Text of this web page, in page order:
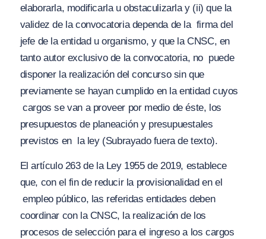
elaborarla, modificarla u obstaculizarla y (ii) que la
validez de la convocatoria dependa de la firma del
jefe de la entidad u organismo, y que la CNSC, en
tanto autor exclusivo de la convocatoria, no puede
disponer la realización del concurso sin que
previamente se hayan cumplido en la entidad cuyos
cargos se van a proveer por medio de éste, los
presupuestos de planeación y presupuestales
previstos en la ley (Subrayado fuera de texto).
El artículo 263 de la Ley 1955 de 2019, establece
que, con el fin de reducir la provisionalidad en el
empleo público, las referidas entidades deben
coordinar con la CNSC, la realización de los
procesos de selección para el ingreso a los cargos